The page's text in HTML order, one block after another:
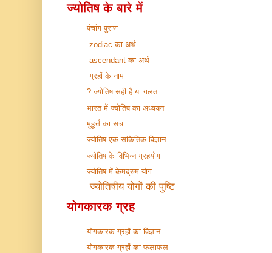
ज्योतिष के बारे में
पंचांग पुराण
zodiac का अर्थ
ascendant का अर्थ
ग्रहों के नाम
ज्योतिष सही है या गलत ?
भारत में ज्योतिष का अध्ययन
मुहूर्त्त का सच
ज्योतिष एक सांकेतिक विज्ञान
ज्योतिष के विभिन्न ग्रहयोग
ज्योतिष में केमद्रुम योग
ज्योतिषीय योगों की पुष्टि
योगकारक ग्रह
योगकारक ग्रहों का विज्ञान
योगकारक ग्रहों का फलाफल